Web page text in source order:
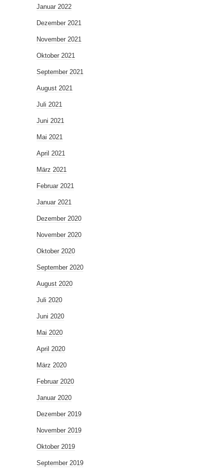
Januar 2022
Dezember 2021
November 2021
Oktober 2021
September 2021
August 2021
Juli 2021
Juni 2021
Mai 2021
April 2021
März 2021
Februar 2021
Januar 2021
Dezember 2020
November 2020
Oktober 2020
September 2020
August 2020
Juli 2020
Juni 2020
Mai 2020
April 2020
März 2020
Februar 2020
Januar 2020
Dezember 2019
November 2019
Oktober 2019
September 2019